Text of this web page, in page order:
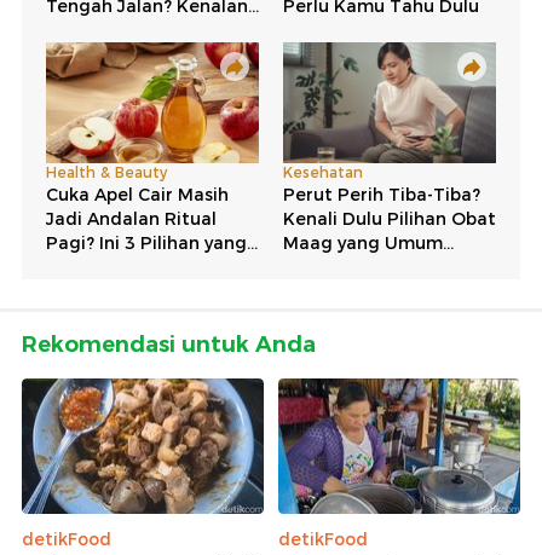
Rekomendasi untuk Anda
detikFood
detikFood